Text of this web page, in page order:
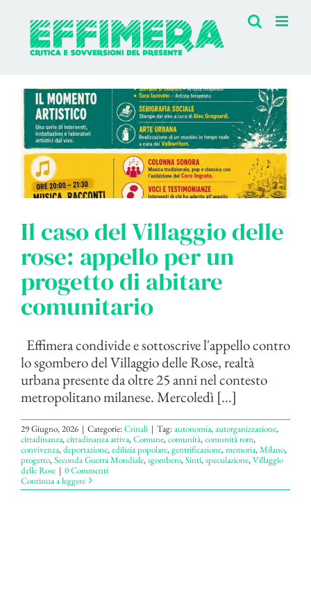
contenuto
Il caso del Villaggio delle
rose: appello per un
progetto di abitare
comunitario
Effimera condivide e sottoscrive l'appello contro
lo sgombero del Villaggio delle Rose, realtà
urbana presente da oltre 25 anni nel contesto
metropolitano milanese. Mercoledì [...]
29 Giugno, 2026 | Categorie:Crinali | Tag:autonomia,autorganizzazione,
cittadinanza,cittadinanza attiva,Comune,comunità,comunità rom,
convivenza,deportazione,edilizia popolare,gentrificazione,memoria,Milano,
progetto,Seconda Guerra Mondiale,sgombero,Sinti,speculazione,Villaggio
delle Rose | 0 Commenti
Continua a leggere